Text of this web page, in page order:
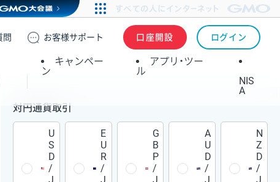
問 お客様サポート 口座開設 ログイン
キャンペー
ン
アプリ・ツー
ル
NIS
A
対円通貨取引
U
S
D
/
E
U
R
/
G
B
P
/
A
U
D
/
N
Z
D
/